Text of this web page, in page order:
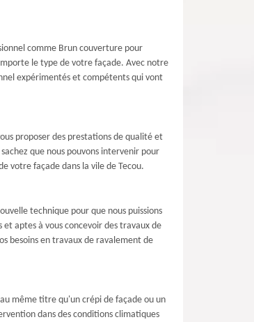
comme Brun couverture pour
le type de votre façade. Avec notre
expérimentés et compétents qui vont
proposer des prestations de qualité et
que nous pouvons intervenir pour
votre façade dans la vile de Tecou.
technique pour que nous puissions
aptes à vous concevoir des travaux de
besoins en travaux de ravalement de
même titre qu'un crépi de façade ou un
dans des conditions climatiques